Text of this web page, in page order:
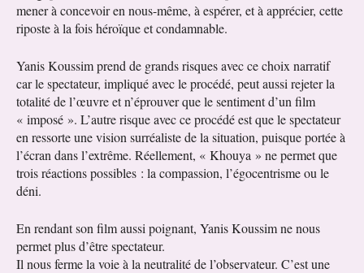
mener à concevoir en nous-même, à espérer, et à apprécier, cette
riposte à la fois héroïque et condamnable.
Yanis Koussim prend de grands risques avec ce choix narratif
car le spectateur, impliqué avec le procédé, peut aussi rejeter la
totalité de l’œuvre et n’éprouver que le sentiment d’un film
« imposé ». L’autre risque avec ce procédé est que le spectateur
en ressorte une vision surréaliste de la situation, puisque portée à
l’écran dans l’extrême. Réellement, « Khouya » ne permet que
trois réactions possibles : la compassion, l’égocentrisme ou le
déni.
En rendant son film aussi poignant, Yanis Koussim ne nous
permet plus d’être spectateur.
Il nous ferme la voie à la neutralité de l’observateur. C’est une